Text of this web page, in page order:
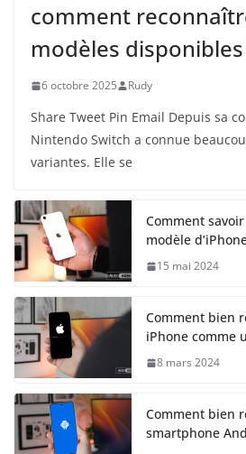
comment
modèles disponibles
6 octobre 2025 Rudy
Share Tweet Pin Email Depuis sa
Nintendo Switch a connue
variantes. Elle se
Comment
modèle
15 mai 2024
Comment bien
iPhone comme
8 mars 2024
Comment bien
smartphone